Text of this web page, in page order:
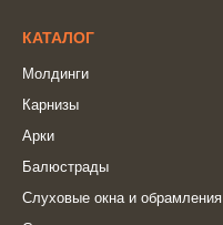
КАТАЛОГ
Молдинги
Карнизы
Арки
Балюстрады
Слуховые окна и обрамления